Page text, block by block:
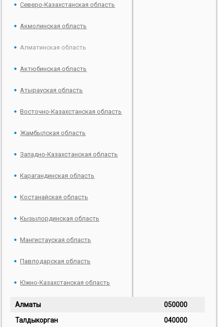
Северо-Казахстанская область
Акмолинская область
Алматинская область
Актюбинская область
Атырауская область
Восточно-Казахстанская область
Жамбылская область
Западно-Казахстанская область
Карагандинская область
Костанайская область
Кызылординская область
Мангистауская область
Павлодарская область
Южно-Казахстанская область
Алматы
050000
Талдыкорган
040000